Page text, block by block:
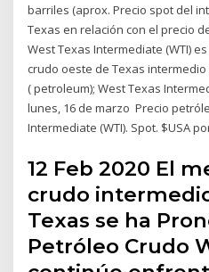
barriles (aprox. Precio spot del
Texas en relación con el precio
West Texas Intermediate (WTI)
crudo oeste de Texas intermedio
( petroleum); West Texas
lunes, 16 de marzo Precio
Intermediate (WTI). Spot. $USA
12 Feb 2020 El
crudo
Texas se ha
Petróleo Crudo